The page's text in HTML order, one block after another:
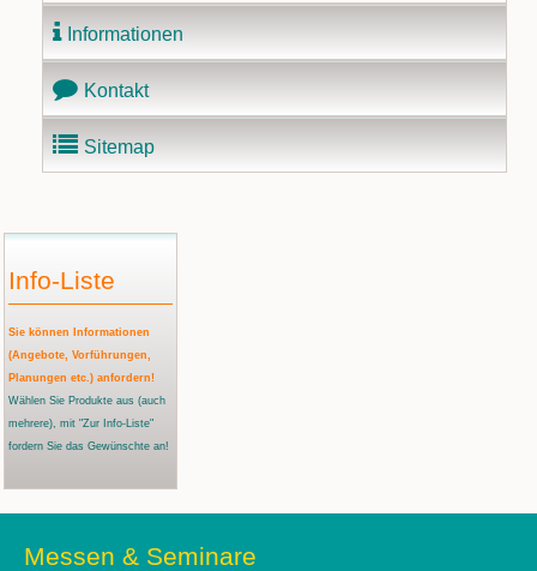
Informationen
Kontakt
Sitemap
Info-Liste
Sie können Informationen
(Angebote, Vorführungen,
Planungen etc.) anfordern!
Wählen Sie Produkte aus (auch
mehrere), mit "Zur Info-Liste"
fordern Sie das Gewünschte an!
Messen & Seminare